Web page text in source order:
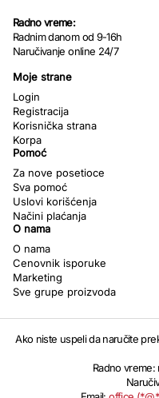
Radno vreme:
Radnim danom od 9-16h
Naručivanje online 24/7
Moje strane
Login
Registracija
Korisnička strana
Korpa
Pomoć
Za nove posetioce
Sva pomoć
Uslovi korišćenja
Načini plaćanja
O nama
O nama
Cenovnik isporuke
Marketing
Sve grupe proizvoda
Ako niste uspeli da naručite
Radno vreme: